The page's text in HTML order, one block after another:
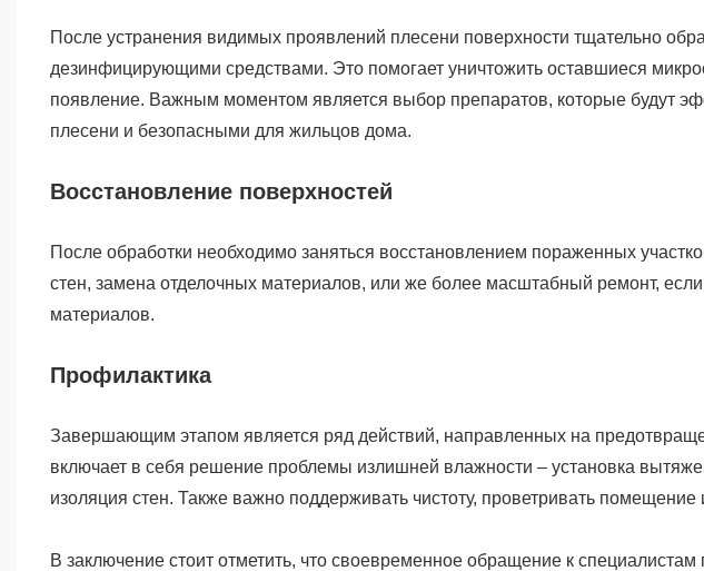
После устранения видимых проявлений плесени поверхности тщательно
дезинфицирующими средствами. Это помогает уничтожить оставшиеся
появление. Важным моментом является выбор препаратов, которые будут
плесени и безопасными для жильцов дома.
Восстановление поверхностей
После обработки необходимо заняться восстановлением пораженных
стен, замена отделочных материалов, или же более масштабный ремонт, если
материалов.
Профилактика
Завершающим этапом является ряд действий, направленных на
включает в себя решение проблемы излишней влажности – установка
изоляция стен. Также важно поддерживать чистоту, проветривать помещение
В заключение стоит отметить, что своевременное обращение к